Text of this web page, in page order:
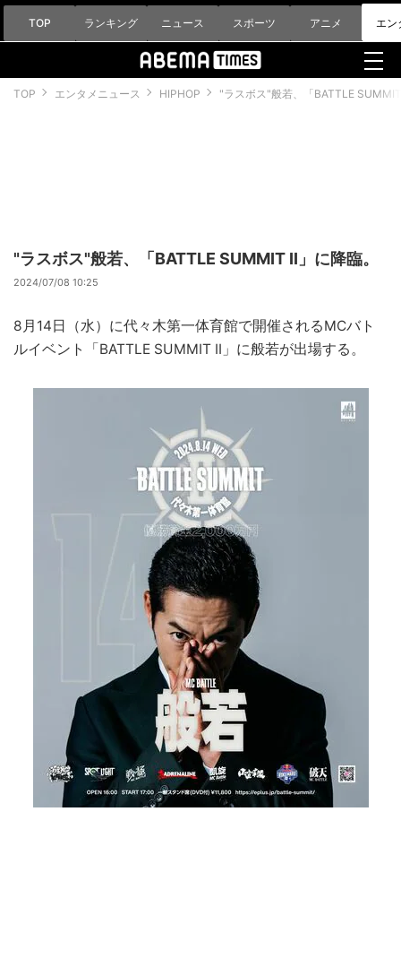
TOP ランキング ニュース スポーツ アニメ エン
TOP エンタメニュース HIPHOP "ラスボス"般若、「BATTLE
"ラスボス"般若、「BATTLE SUMMIT II」に降臨。
2024/07/08 10:25
8月14日（水）に代々木第一体育館で開催されるMCバト
ルイベント「BATTLE SUMMIT II」に般若が出場する。